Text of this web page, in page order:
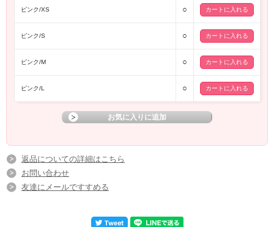
ピンク/XS ○
ピンク/S ○
ピンク/M ○
ピンク/L ○
返品についての詳細はこちら
お問い合わせ
友達にメールですすめる